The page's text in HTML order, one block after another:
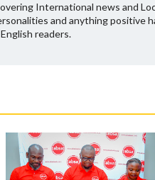
International news and
and anything positive
readers.